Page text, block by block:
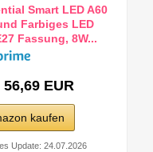
Smart LED A60
Farbiges LED
Fassung, 8W...
56,69 EUR
kaufen
Update: 24.07.2026